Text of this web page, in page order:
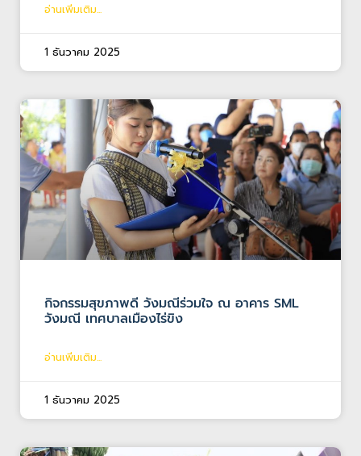
อ่านเพิ่มเติม...
1 ธันวาคม 2025
กิจกรรมสุขภาพดี วังมณีร่วมใจ ณ อาคาร SML
วังมณี เทศบาลเมืองไร่ขิง
อ่านเพิ่มเติม...
1 ธันวาคม 2025